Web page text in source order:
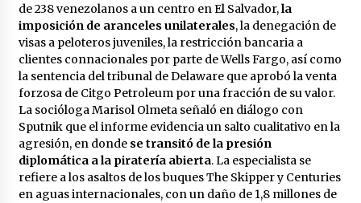
Petro: “Genocida” Netanyahu está detrás de
crisis migratoria en España
4 días atrás
Lula da Silva oficializa su candidatura a la
reelección en Brasil
4 días atrás
El resurgimiento del socialismo
4 días atrás
de 238 venezolanos a un centro en El Salvador,la
imposición de aranceles unilaterales, la denegación de
visas a peloteros juveniles, la restricción bancaria a
clientes connacionales por parte de Wells Fargo, así como
la sentencia del tribunal de Delaware que aprobó la venta
forzosa de Citgo Petroleum por una fracción de su valor.
La socióloga Marisol Olmeta señaló en diálogo con
Sputnik que el informe evidencia un salto cualitativo en la
agresión, en donde se transitó de la presión
diplomática a la piratería abierta. La especialista se
refiere a los asaltos de los buques The Skipper y Centuries
en aguas internacionales, con un daño de 1,8 millones de